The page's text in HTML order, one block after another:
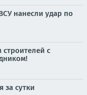
нанесли удар по
строителей с
за сутки